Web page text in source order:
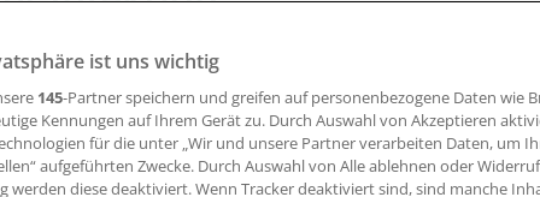
14:25 Uhr
ist uns wichtig
145-Partner speichern und greifen auf personenbezogene Daten wie
Kennungen auf Ihrem Gerät zu. Durch Auswahl von Akzeptieren
für die unter „Wir und unsere Partner verarbeiten Daten, um
aufgeführten Zwecke. Durch Auswahl von Alle ablehnen oder
werden diese deaktiviert. Wenn Tracker deaktiviert sind, sind manche